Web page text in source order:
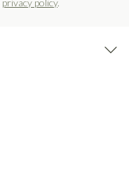
privacy policy.